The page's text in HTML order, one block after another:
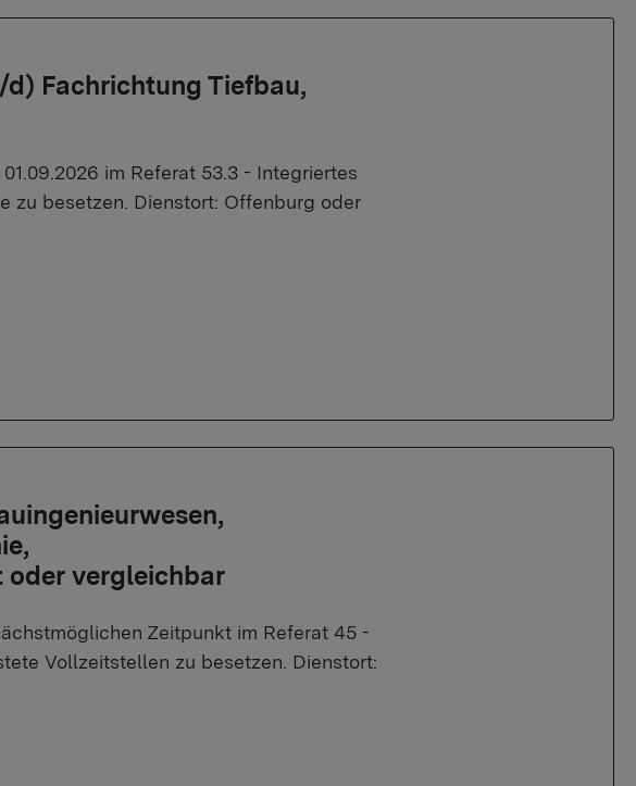
Fachrichtung Tiefbau,
im Referat 53.3 - Integriertes
zu besetzen. Dienstort: Offenburg oder
vergleichbar
Zeitpunkt im Referat 45 -
Vollzeitstellen zu besetzen. Dienstort: